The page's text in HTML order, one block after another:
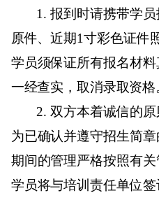
1.报到时请携带学
原件、近期1寸彩色证件
学员须保证所有报名材
一经查实，取消录取资格
2. 双方本着诚信的
为已确认并遵守招生简
期间的管理严格按照有
学员将与培训责任单位